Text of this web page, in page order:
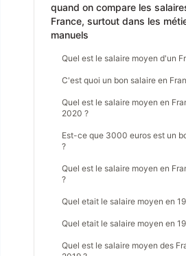
quand on compare les
France, surtout dans les
manuels
Quel est le salaire moyen d'un
C'est quoi un bon salaire en
Quel est le salaire moyen en
2020 ?
Est-ce que 3000 euros est un
?
Quel est le salaire moyen en
?
Quel etait le salaire moyen en
Quel etait le salaire moyen en
Quel est le salaire moyen des